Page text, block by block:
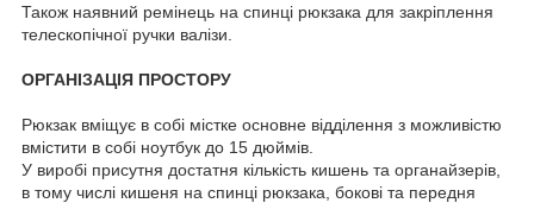
Також наявний ремінець на спинці рюкзака для закріплення
телескопічної ручки валізи.
ОРГАНІЗАЦІЯ ПРОСТОРУ
Рюкзак вміщує в собі містке основне відділення з можливістю
вмістити в собі ноутбук до 15 дюймів.
У виробі присутня достатня кількість кишень та органайзерів,
в тому числі кишеня на спинці рюкзака, бокові та передня